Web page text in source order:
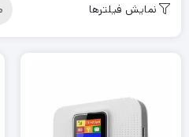
نمایش فیلترها